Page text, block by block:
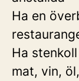
Ha en
Ha
mat, vin,